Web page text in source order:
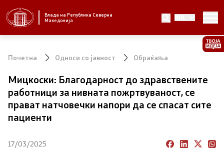
Влада на Република Северна
Македонија
MK
Стратешки приоритети и програма
Завршени планови
Стратешки план на Генералниот секретаријат
Национални стратегии
Почетна Односи со јавност Обраќања
Мицкоски: Благодарност до здравствените
работници за нивната пожртвуваност, се
прават натчовечки напори да се спасат сите
пациенти
17/03/2025